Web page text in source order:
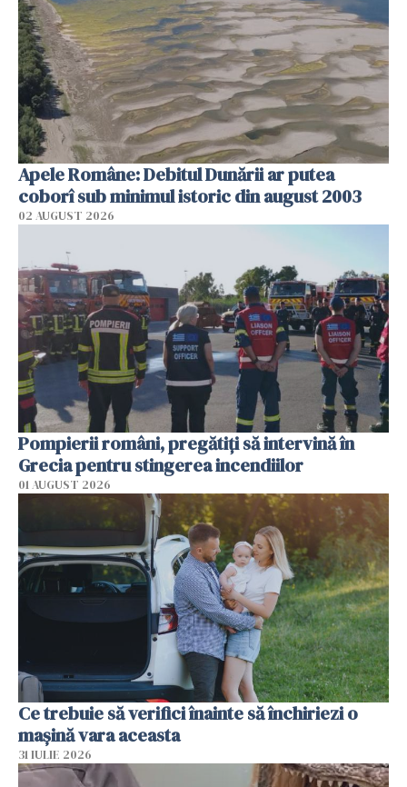
Apele Române: Debitul Dunării ar putea
coborî sub minimul istoric din august 2003
02 AUGUST 2026
Pompierii români, pregătiţi să intervină în
Grecia pentru stingerea incendiilor
01 AUGUST 2026
Ce trebuie să verifici înainte să închiriezi o
mașină vara aceasta
31 IULIE 2026